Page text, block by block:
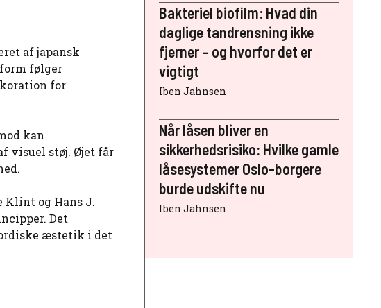
af japansk
følger
for
kan
visuel støj. Øjet får
Klint og Hans J.
Det
æstetik i det
Bakteriel biofilm: Hvad din
daglige tandrensning ikke
fjerner – og hvorfor det er
vigtigt
Iben Jahnsen
Når låsen bliver en
sikkerhedsrisiko: Hvilke gamle
låsesystemer Oslo-borgere
burde udskifte nu
Iben Jahnsen